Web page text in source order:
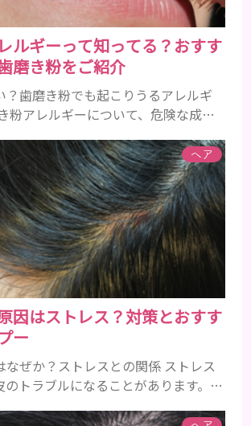
ルギーって知ってる？おすす
磨き粉をご紹介
？歯磨き粉でも起こりうるアレルギ
粉アレルギーについて、危険な成分
ーを起こすおそれのある成分 まず、
磨き粉に含まれているどの成分にア
起こすおそれがあるのかを説明しま
･･歯の表面のエナメルを守り強くし
働きを持つ成分 •香味料 ･･･歯磨き
ヘア
因はストレス？対策とおすす
ー
なぜか？ストレスとの関係 ストレス
のトラブルになることがあります。頭